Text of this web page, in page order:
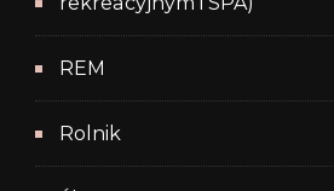
REM
Rolnik